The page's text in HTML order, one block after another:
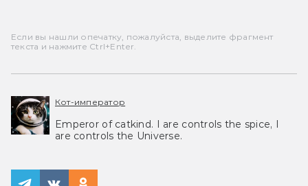
Если вы нашли опечатку, пожалуйста, выделите фрагмент
текста и нажмите Ctrl+Enter.
Кот-император
Emperor of catkind. I are controls the spice, I
are controls the Universe.